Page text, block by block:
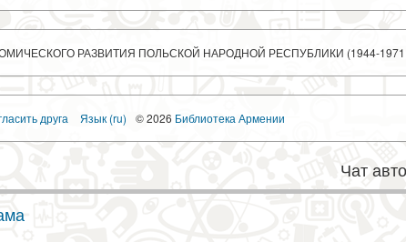
РАЗВИТИЯ ПОЛЬСКОЙ НАРОДНОЙ РЕСПУБЛИКИ (1944-1971
друга Язык (ru) © 2026 Библиотека Армении
Чат